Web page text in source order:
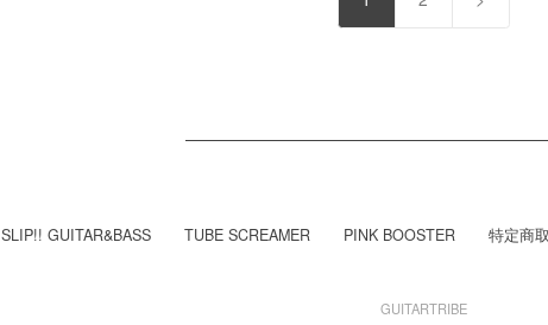
SLIP!! GUITAR&BASS TUBE SCREAMER PINK BOOSTER 特定商
GUITARTRIBE